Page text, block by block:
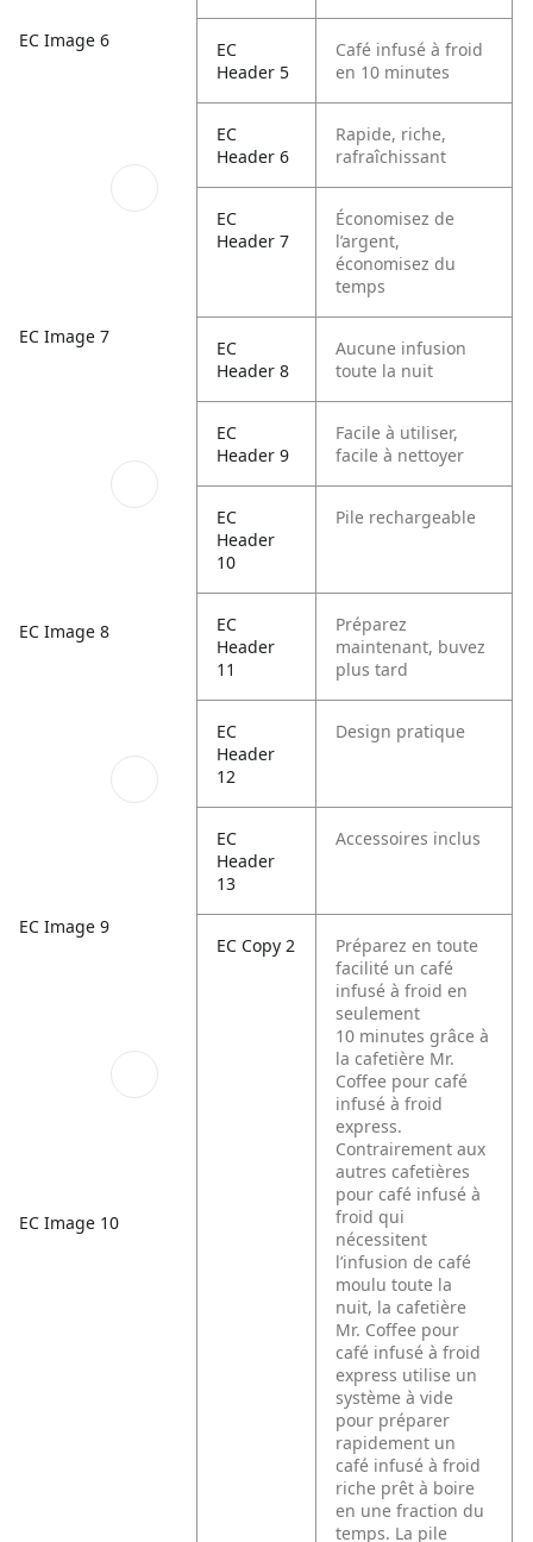
EC Image 6
EC Image 7
EC Image 8
EC Image 9
EC Image 10
EC
Header 5
Café infusé à froid
en 10 minutes
EC
Header 6
Rapide, riche,
rafraîchissant
EC
Header 7
Économisez de
l’argent,
économisez du
temps
EC
Header 8
Aucune infusion
toute la nuit
EC
Header 9
Facile à utiliser,
facile à nettoyer
EC
Header
10
Pile rechargeable
EC
Header
11
Préparez
maintenant, buvez
plus tard
EC
Header
12
Design pratique
EC
Header
13
Accessoires inclus
EC Copy 2
Préparez en toute
facilité un café
infusé à froid en
seulement
10 minutes grâce à
la cafetière Mr.
Coffee pour café
infusé à froid
express.
Contrairement aux
autres cafetières
pour café infusé à
froid qui
nécessitent
l’infusion de café
moulu toute la
nuit, la cafetière
Mr. Coffee pour
café infusé à froid
express utilise un
système à vide
pour préparer
rapidement un
café infusé à froid
riche prêt à boire
en une fraction du
temps. La pile